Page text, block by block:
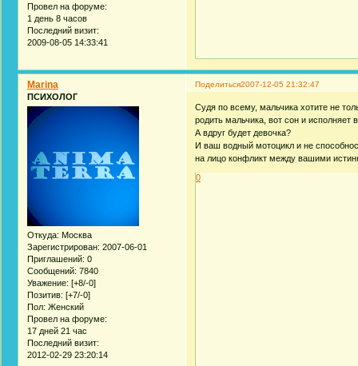
Провел на форуме:
1 день 8 часов
Последний визит:
2009-08-05 14:33:41
Поделиться2007-12-05 21:32:47
Marina
ПСИХОЛОГ
Откуда: Москва
Зарегистрирован: 2007-06-01
Приглашений: 0
Сообщений: 7840
Уважение: [+8/-0]
Позитив: [+7/-0]
Пол: Женский
Провел на форуме:
17 дней 21 час
Последний визит:
2012-02-29 23:20:14
Судя по всему, мальчика хотите не
родить мальчика, вот сон и
А вдруг будет девочка?
И ваш водный мотоцикл и не
на лицо конфликт между вашими
0